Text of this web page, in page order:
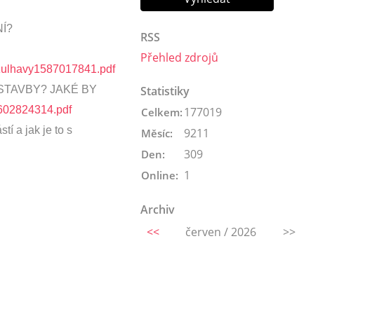
JAKÉ BY
a jak je to s
RSS
Přehled zdrojů
Statistiky
Online: 1
Celkem: 177019
Měsíc: 9211
Den: 309
Archiv
<<
červen / 2026 >>